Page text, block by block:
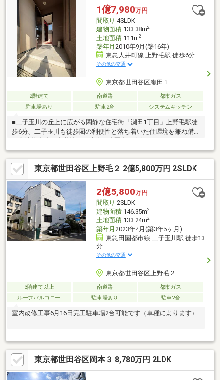
ンナーがいるため、住宅ローンにご不安がある方もご安心下さ
1億7,980万円
間取り 4SLDK
建物面積133.38m2
土地面積111m2
築年月 2010年9月(築16年)
東急大井町線 上野毛駅 徒歩6分
その他の交通
東京都世田谷区瀬田１
2階建て 南道路
都市ガス
駐車場あり
駐車2台 システムキッチン
■二子玉川の丘上に広がる閑静な住宅街「瀬田1丁目」上野毛駅徒
歩6分、二子玉川も徒歩圏の利便性と落ち着いた住環境を兼ね備え
ナルスクールへの通学にも便利■ベルクハウス施工の注文住宅建
物面積133㎡（約40坪）・4SLDK＋ロフトのゆとりある間取り地
下室やロフトも備え、収納や趣味スペースなど多用途に活用でき
ます■ 約25帖のLDKは天井高約3.5mの開放的な空間■ 広々とした
地下室あり■ 南側道路に面し、東・西(5m通路)ともに開けた明る
い住環境■ 駐車2台可能（ハイルーフ車可）※車種制限あり■ 太陽
光パネル設置済
東京都世田谷区上野毛２ 2億5,800万円 2SLDK
2億5,800万円
間取り 2SLDK
建物面積146.35m2
土地面積133.24m2
築年月 2023年4月(築3年5ヶ月)
東急田園都市線 二子玉川駅 徒歩13
分
その他の交通
東京都世田谷区上野毛２
3階建て以上 南道路
都市ガス
ルーフバルコニー
駐車場あり 駐車2台
室内改修工事6月16日完工駐車場2台可能です（車種によります）
東京都世田谷区岡本３ 8,780万円 2LDK